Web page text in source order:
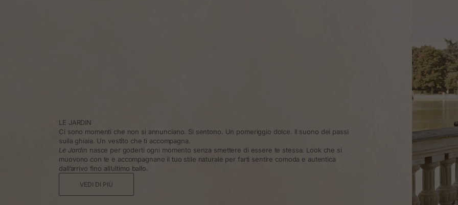
LE JARDIN
Ci sono momenti che non si annunciano. Si sentono. Un pomeriggio dolce. Il suono dei passi
sulla ghiaia. Un vestito che ti accompagna.
Le Jardin nasce per goderti ogni momento senza smettere di essere te stessa. Look che si
muovono con te e accompagnano il tuo stile naturale per farti sentire comoda e autentica
dall’arrivo fino all’ultimo ballo.
VEDI DI PIÙ